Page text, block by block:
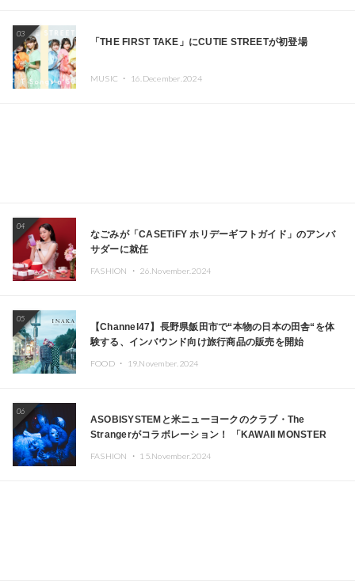
03
「THE FIRST TAKE」にCUTIE STREETが初登場
MUSIC ・ 16.December.2024
04
なごみが「CASETiFY ホリデーギフトガイド」のアンバ
サダーに就任
FASHION ・ 26.November.2024
05
【Channel47】長野県飯田市で“本物の日本の田舎“を体
験する、インバウンド向け旅行商品の販売を開始
FOOD ・ 19.November.2024
06
ASOBISYSTEMと米ニューヨークのクラブ・The
Strangerがコラボレーション！ 「KAWAII MONSTER
FASHION ・ 15.November.2024